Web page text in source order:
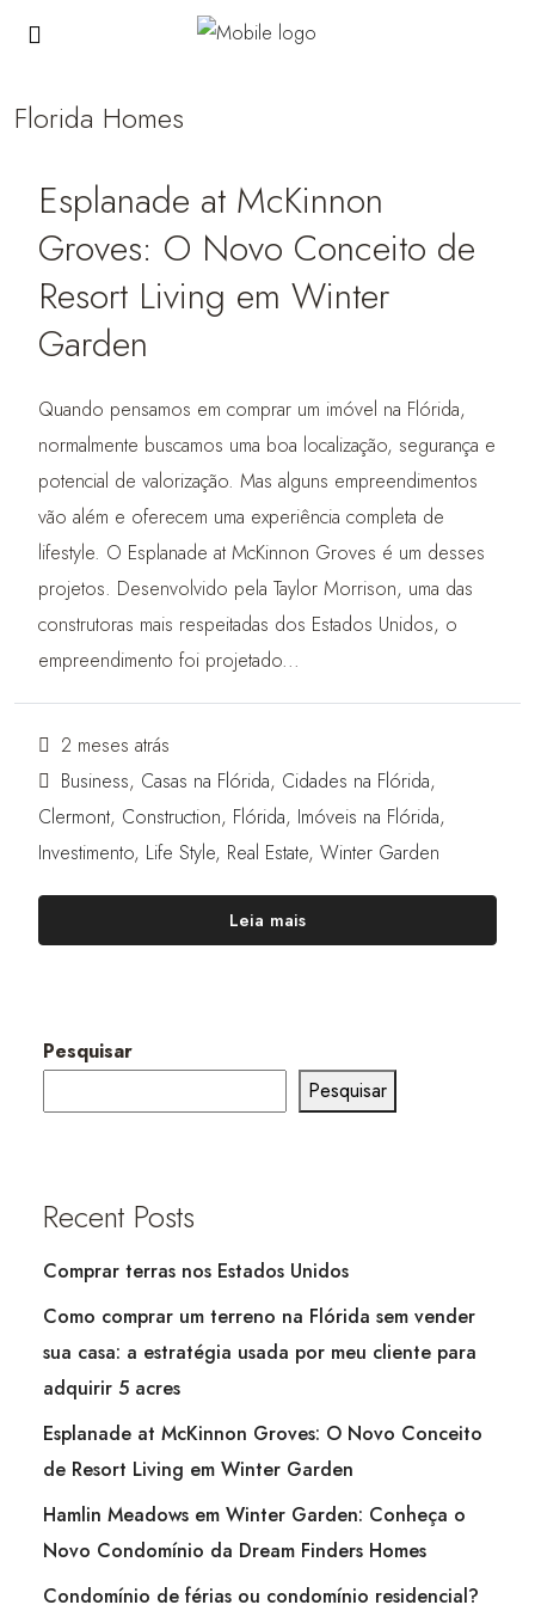
Florida Homes
Esplanade at McKinnon
Groves: O Novo Conceito de
Resort Living em Winter
Garden
Quando pensamos em comprar um imóvel na Flórida,
normalmente buscamos uma boa localização, segurança e
potencial de valorização. Mas alguns empreendimentos
vão além e oferecem uma experiência completa de
lifestyle. O Esplanade at McKinnon Groves é um desses
projetos. Desenvolvido pela Taylor Morrison, uma das
construtoras mais respeitadas dos Estados Unidos, o
empreendimento foi projetado...
2 meses atrás
Business, Casas na Flórida, Cidades na Flórida,
Clermont, Construction, Flórida, Imóveis na Flórida,
Investimento, Life Style, Real Estate, Winter Garden
Leia mais
Pesquisar
Pesquisar
Recent Posts
Comprar terras nos Estados Unidos
Como comprar um terreno na Flórida sem vender
sua casa: a estratégia usada por meu cliente para
adquirir 5 acres
Esplanade at McKinnon Groves: O Novo Conceito
de Resort Living em Winter Garden
Hamlin Meadows em Winter Garden: Conheça o
Novo Condomínio da Dream Finders Homes
Condomínio de férias ou condomínio residencial?